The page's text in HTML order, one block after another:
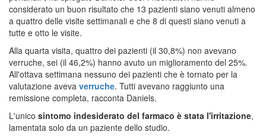
considerato un buon risultato che 13 pazienti siano venuti almeno
a quattro delle visite settimanali e che 8 di questi siano venuti a
tutte e otto le visite.
Alla quarta visita, quattro dei pazienti (il 30,8%) non avevano
verruche, sei (il 46,2%) hanno avuto un miglioramento del 25%.
All'ottava settimana nessuno dei pazienti che è tornato per la
valutazione aveva verruche. Tutti avevano raggiunto una
remissione completa, racconta Daniels.
L'unico sintomo indesiderato del farmaco è stata l'irritazione,
lamentata solo da un paziente dello studio.